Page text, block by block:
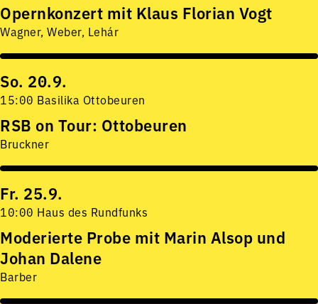
Opernkonzert mit Klaus Florian Vogt
Wagner, Weber, Lehár
So. 20.9.
15:00 Basilika Ottobeuren
RSB on Tour: Ottobeuren
Bruckner
Fr. 25.9.
10:00 Haus des Rundfunks
Moderierte Probe mit Marin Alsop und
Johan Dalene
Barber